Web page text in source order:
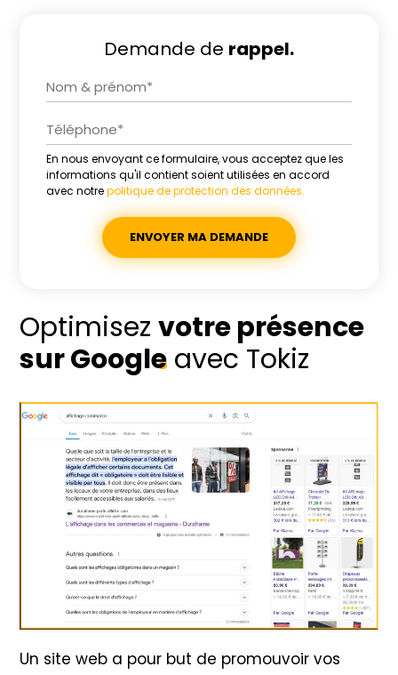
Demande de rappel.
En nous envoyant ce formulaire, vous acceptez que les
informations qu'il contient soient utilisées en accord
avec notrepolitique de protection des données.
Alternative:
Optimisezvotre présence
sur Google avec Tokiz
Un site web a pour but de promouvoir vos